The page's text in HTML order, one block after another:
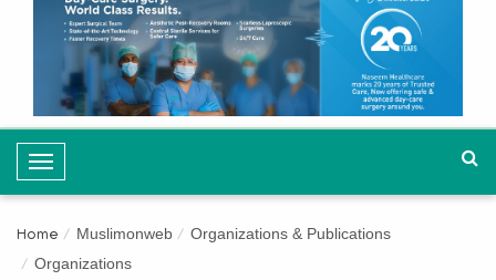
T
o
g
l
Home Muslimonweb
Organizations & Publications
Organizations